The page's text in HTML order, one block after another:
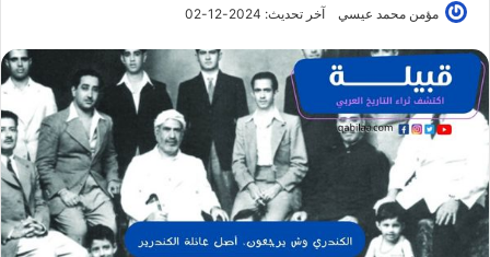
مؤمن محمد عيسي آخر تحديث: 2024-12-02